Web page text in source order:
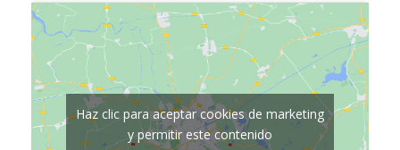
Haz clic para aceptar cookies de marketing
y permitir este contenido